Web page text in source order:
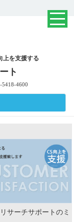
上を支援する
ト
4600